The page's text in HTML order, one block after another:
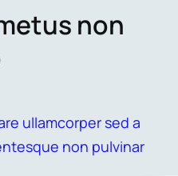
non
ullamcorper sed a
non pulvinar